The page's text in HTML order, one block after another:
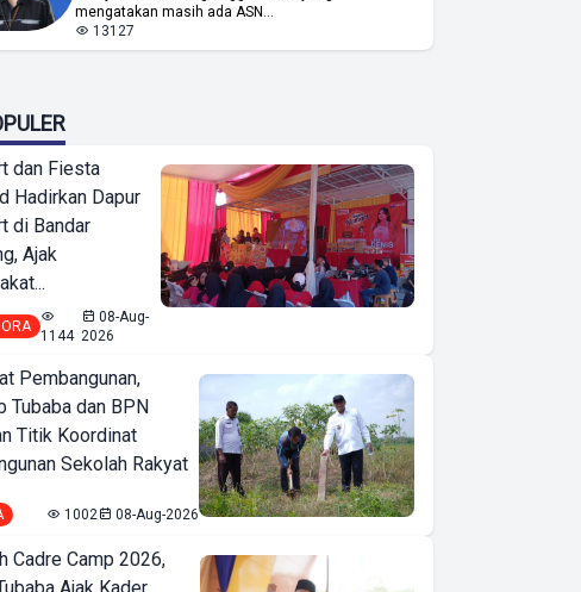
mengatakan masih ada ASN...
13127
dan Fiesta
Hadirkan Dapur
di Bandar
Ajak
1144
08-Aug-
2026
Pembangunan,
Tubaba dan BPN
Titik Koordinat
Sekolah Rakyat
1002 08-Aug-2026
Cadre Camp 2026,